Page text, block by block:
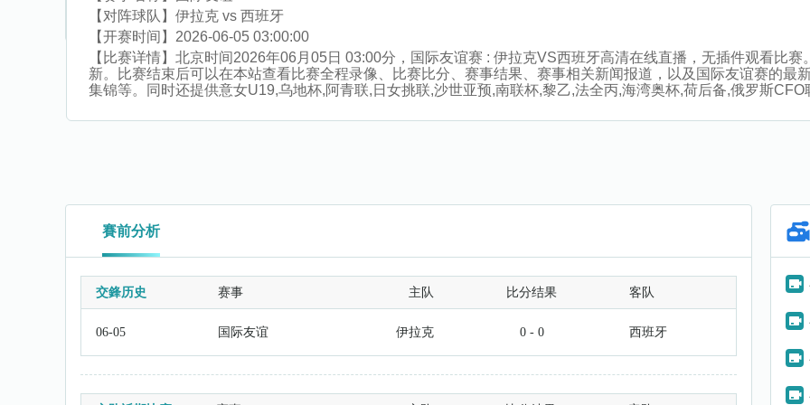
【对阵球队】 伊拉克 vs 西班牙
【开赛时间】 2026-06-05 03:00:00
【比赛详情】 北京时间2026年06月05日 03:00分，国际友谊赛 : 伊拉克VS西班牙高清在线直播，无插件观看比
新。比赛结束后可以在本站查看比赛全程录像、比赛比分、赛事结果、赛事相关新闻报道，以及国际友谊赛的最
集锦等。同时还提供意女U19,乌地杯,阿青联,日女挑联,沙世亚预,南联杯,黎乙,法全丙,海湾奥杯,荷后备,俄罗斯
賽前分析
交鋒历史 赛事 主队 比分结果 客队
06-05 国际友谊 伊拉克 0 - 0 西班牙